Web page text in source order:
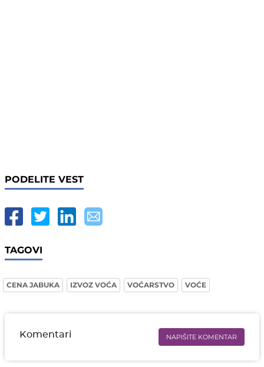
PODELITE VEST
TAGOVI
CENA JABUKA IZVOZ VOĆA VOĆARSTVO VOĆE
Komentari NAPIŠITE KOMENTAR